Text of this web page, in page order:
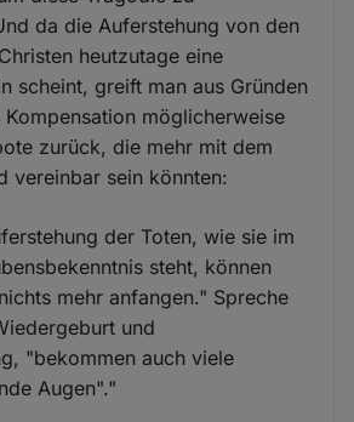
da die Auferstehung von den
heutzutage eine
scheint, greift man aus Gründen
möglicherweise
zurück, die mehr mit dem
vereinbar sein könnten:
der Toten, wie sie im
steht, können
mehr anfangen." Spreche
und
"bekommen auch viele
Augen"."